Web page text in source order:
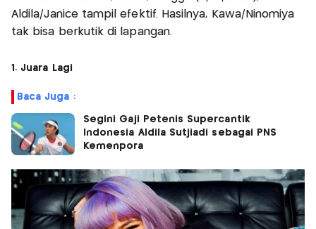
Aldila/Janice tampil efektif. Hasilnya, Kawa/Ninomiya
tak bisa berkutik di lapangan.
1. Juara Lagi
Baca Juga :
Segini Gaji Petenis Supercantik
Indonesia Aldila Sutjiadi sebagai PNS
Kemenpora